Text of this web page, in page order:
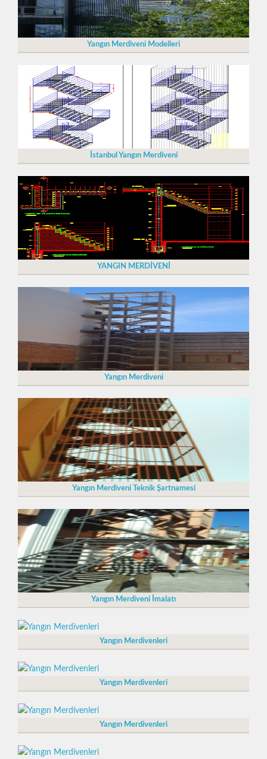
Yangın Merdiveni Modelleri
İstanbul Yangın Merdiveni
YANGIN MERDİVENİ
Yangın Merdiveni
Yangın Merdiveni Teknik Şartnamesi
Yangın Merdiveni İmalatı
Yangın Merdivenleri
Yangın Merdivenleri
Yangın Merdivenleri